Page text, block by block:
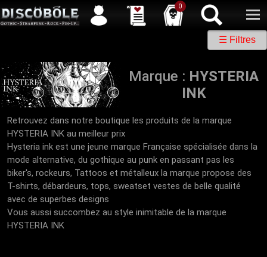
0
Service client 04 50 26 57 88 Newsletter | | Facebook
☰ Filtres
Marque : HYSTERIA
INK
Retrouvez dans notre boutique les produits de la marque
HYSTERIA INK au meilleur prix
Hysteria ink est une jeune marque Française spécialisée dans la
mode alternative, du gothique au punk en passant pas les
biker's, rockeurs, Tattoos et métalleux la marque propose des
T-shirts, débardeurs, tops, sweatset vestes de belle qualité
avec de superbes designs
Vous aussi succombez au style inimitable de la marque
HYSTERIA INK